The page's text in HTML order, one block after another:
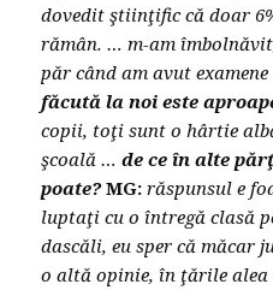
dovedit ştiinţific că doar
rămân. … m-am
păr când am avut
făcută la noi este
copii, toţi sunt o hârtie
şcoală …de ce în alte
poate? MG:răspunsul e
luptaţi cu o întregă clasă
dascăli, eu sper că măcar
o altă opinie, în ţările alea